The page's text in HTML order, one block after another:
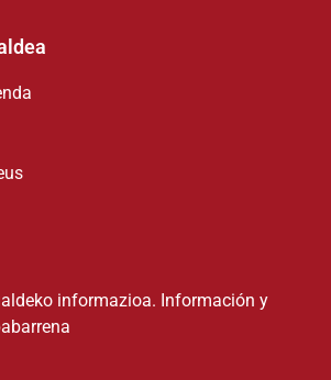
informazioa. Información y